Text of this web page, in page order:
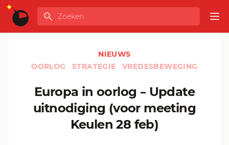
Ga naar de inhoud
GLOBALINFO
Zoeken
NIEUWS
OORLOG
STRATEGIE VREDESBEWEGING
Europa in oorlog – Update
uitnodiging (voor meeting
Keulen 28 feb)